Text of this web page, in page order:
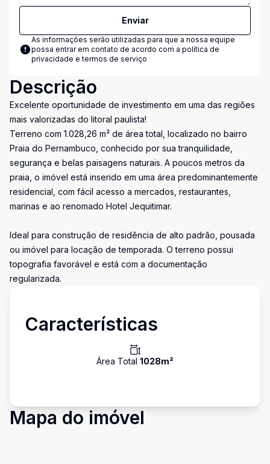
Enviar
As informações serão utilizadas para que a nossa equipe
possa entrar em contato de acordo com a política de
privacidade e termos de serviço
Descrição
Excelente oportunidade de investimento em uma das regiões
mais valorizadas do litoral paulista!
Terreno com 1.028,26 m² de área total, localizado no bairro
Praia do Pernambuco, conhecido por sua tranquilidade,
segurança e belas paisagens naturais. A poucos metros da
praia, o imóvel está inserido em uma área predominantemente
residencial, com fácil acesso a mercados, restaurantes,
marinas e ao renomado Hotel Jequitimar.
Ideal para construção de residência de alto padrão, pousada
ou imóvel para locação de temporada. O terreno possui
topografia favorável e está com a documentação
regularizada.
Características
Área Total 1028m²
Mapa do imóvel